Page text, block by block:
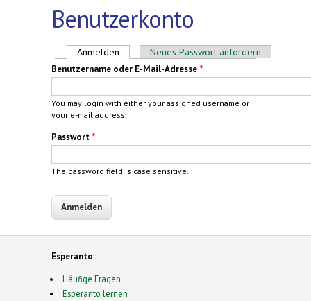
Benutzerkonto
Haupt-Reiter
Anmelden (aktiver Reiter)
Neues Passwort anfordern
Benutzername oder E-Mail-Adresse *
You may login with either your assigned username or
your e-mail address.
Passwort *
The password field is case sensitive.
Esperanto
Häufige Fragen
Esperanto lernen